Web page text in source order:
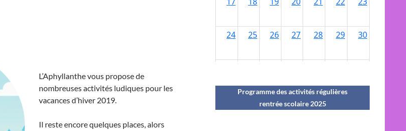
L’Aphyllanthe vous propose de
nombreuses activités ludiques pour les
vacances d’hiver 2019.
Il reste encore quelques places, alors
Programme des activités régulières
rentrée scolaire 2025